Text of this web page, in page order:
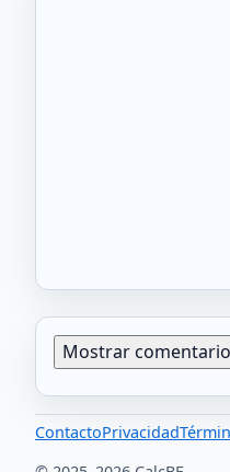
Mostrar
ContactoPrivacidad